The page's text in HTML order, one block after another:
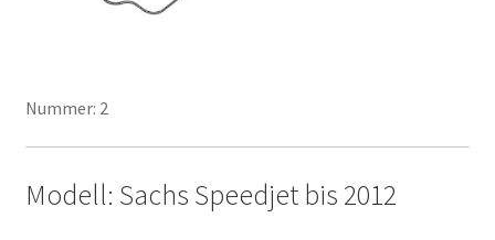
Nummer: 2
Modell: Sachs Speedjet bis 2012